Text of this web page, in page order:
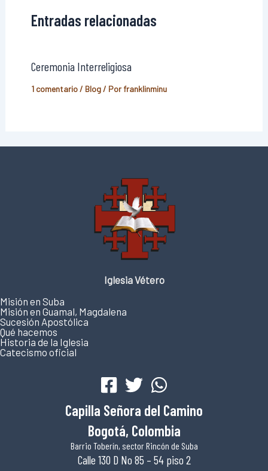
Entradas relacionadas
Ceremonia Interreligiosa
1 comentario/ Blog/ Porfranklinminu
Iglesia Vétero
Misión en Suba
Misión en Guamal, Magdalena
Sucesión Apostólica
Qué hacemos
Historia de la Iglesia
Catecismo oficial
Capilla Señora del Camino
Bogotá, Colombia
Barrio Toberín, sector Rincón de Suba
Calle 130 D No 85 – 54 piso 2